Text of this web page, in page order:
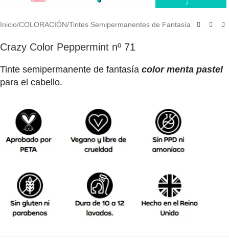
Inicio/COLORACIÓN/Tintes Semipermanentes de Fantasía
Crazy Color Peppermint nº 71
Tinte semipermanente de fantasía color menta pastel
para el cabello.